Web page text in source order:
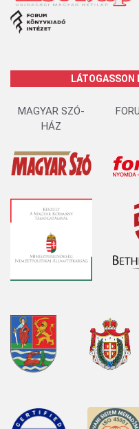
LÁTOGASSON
MAGYAR SZÓ-
HÁZ